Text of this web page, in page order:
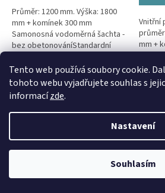
Tento web používá soubory cookie.
tohoto webu vyjadřujete souhlas s
informacízde.
Nastavení
Souhlasím
hvězdiček.
Průměr: 1200 mm. Výška: 1800
mm + komínek 300 mm
Samonosná vodoměrná šachta -
bez obetonováníStandardní
přání) Doba dodání 10-14 dní.
Šachta...
Vnitřní
mm +
- do
Doprava Zdarma
Vodoměrná šachta VŠK 5 k
Online
Začít